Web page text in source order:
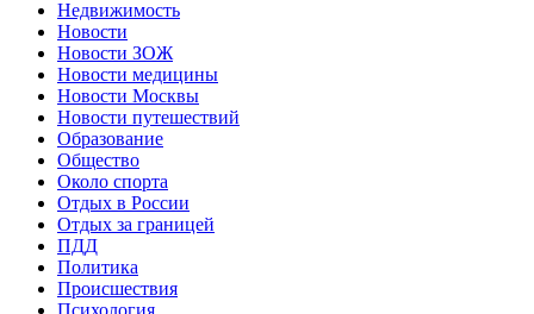
Недвижимость
Новости
Новости ЗОЖ
Новости медицины
Новости Москвы
Новости путешествий
Образование
Общество
Около спорта
Отдых в России
Отдых за границей
ПДД
Политика
Происшествия